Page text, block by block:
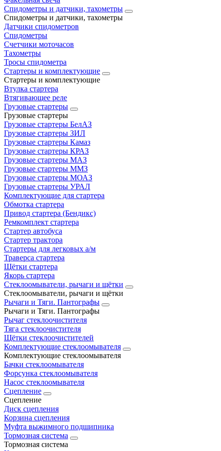
Спидометры и датчики, тахометры
Спидометры и датчики, тахометры
Датчики спидометров
Спидометры
Счетчики моточасов
Тахометры
Тросы спидометра
Стартеры и комплектующие
Стартеры и комплектующие
Втулка стартера
Втягивающее реле
Грузовые стартеры
Грузовые стартеры
Грузовые стартеры БелАЗ
Грузовые стартеры ЗИЛ
Грузовые стартеры Камаз
Грузовые стартеры КРАЗ
Грузовые стартеры МАЗ
Грузовые стартеры ММЗ
Грузовые стартеры МОАЗ
Грузовые стартеры УРАЛ
Комплектующие для стартера
Обмотка стартера
Привод стартера (Бендикс)
Ремкомплект стартера
Стартер автобуса
Стартер трактора
Стартеры для легковых а/м
Траверса стартера
Щётки стартера
Якорь стартера
Стеклоомыватели, рычаги и щётки
Стеклоомыватели, рычаги и щётки
Рычаги и Тяги. Пантографы
Рычаги и Тяги. Пантографы
Рычаг стеклоочистителя
Тяга стеклоочистителя
Щётки стеклоочистителей
Комплектующие стеклоомывателя
Комплектующие стеклоомывателя
Бачки стеклоомывателя
Форсунка стеклоомывателя
Насос стеклоомывателя
Сцепление
Сцепление
Диск сцепления
Корзина сцепления
Муфта выжимного подшипника
Тормозная система
Тормозная система